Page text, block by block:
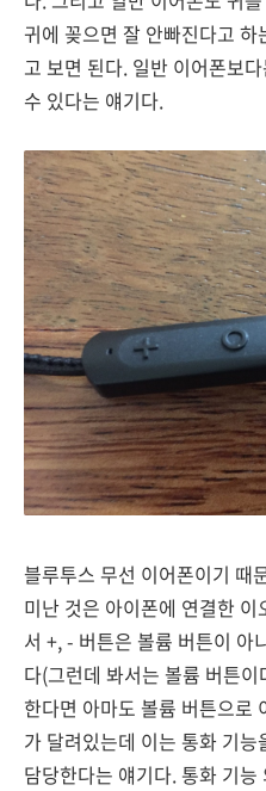
귀에 꽂으면 잘 안빠진다고
고 보면 된다. 일반 이어폰보
수 있다는 얘기다.
블루투스 무선 이어폰이기 때
미난 것은 아이폰에 연결한
서 +, - 버튼은 볼륨 버튼이 아
다(그런데 봐서는 볼륨 버튼
한다면 아마도 볼륨 버튼으로
가 달려있는데 이는 통화 기
담당한다는 얘기다. 통화 기